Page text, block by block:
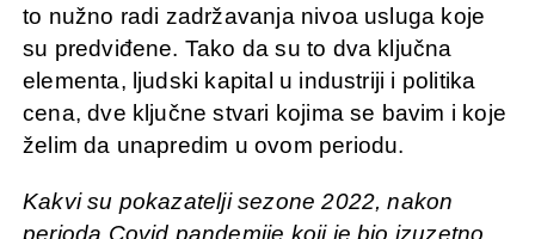
to nužno radi zadržavanja nivoa usluga koje
su predviđene. Tako da su to dva ključna
elementa, ljudski kapital u industriji i politika
cena, dve ključne stvari kojima se bavim i koje
želim da unapredim u ovom periodu.
Kakvi su pokazatelji sezone 2022, nakon
perioda Covid pandemije koji je bio izuzetno